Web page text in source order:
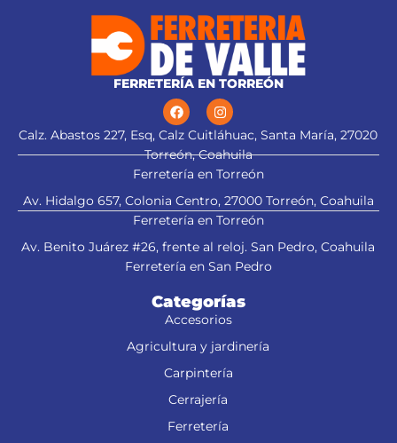
FERRETERÍA EN TORREÓN
Calz. Abastos 227, Esq, Calz Cuitláhuac, Santa María, 27020
Torreón, Coahuila
Ferretería en Torreón
Av. Hidalgo 657, Colonia Centro, 27000 Torreón, Coahuila
Ferretería en Torreón
Av. Benito Juárez #26, frente al reloj. San Pedro, Coahuila
Ferretería en San Pedro
Categorías
Accesorios
Agricultura y jardinería
Carpintería
Cerrajería
Ferretería